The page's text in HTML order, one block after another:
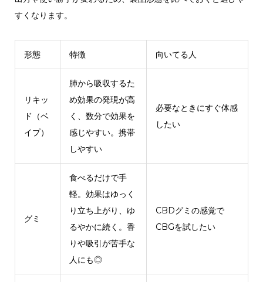
すくなります。
形態 特徴 向いてる人
リキッ
ド（ベ
イプ）
肺から吸収するた
め効果の発現が高
く、数分で効果を
感じやすい。携帯
しやすい
必要なときにすぐ体感
したい
グミ
食べるだけで手
軽。効果はゆっく
り立ち上がり、ゆ
るやかに続く。香
りや吸引が苦手な
人にも◎
CBDグミの感覚で
CBGを試したい